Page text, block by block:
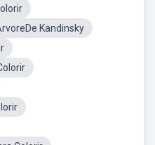
Kandinsky